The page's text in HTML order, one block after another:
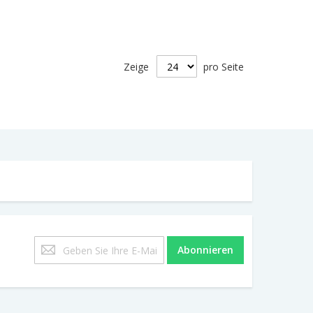
Zeige pro Seite
Melden
Sie
für
Abonnieren